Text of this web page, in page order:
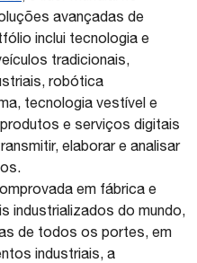
avançadas de
inclui tecnologia e
tradicionais,
robótica
tecnologia vestível e
e serviços digitais
elaborar e analisar
em fábrica e
industrializados do mundo,
de todos os portes, em
industriais, a